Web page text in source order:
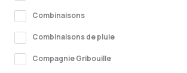
Combinaisons
Combinaisons de pluie
Compagnie Gribouille